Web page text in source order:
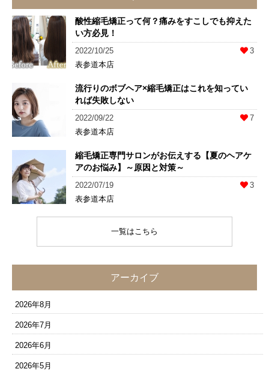
酸性縮毛矯正って何？痛みをすこしでも抑えた
い方必見！
2022/10/25
3
表参道本店
流行りのボブヘア×縮毛矯正はこれを知ってい
れば失敗しない
2022/09/22
7
表参道本店
縮毛矯正専門サロンがお伝えする【夏のヘアケ
アのお悩み】～原因と対策～
2022/07/19
3
表参道本店
一覧はこちら
アーカイブ
2026年8月
2026年7月
2026年6月
2026年5月